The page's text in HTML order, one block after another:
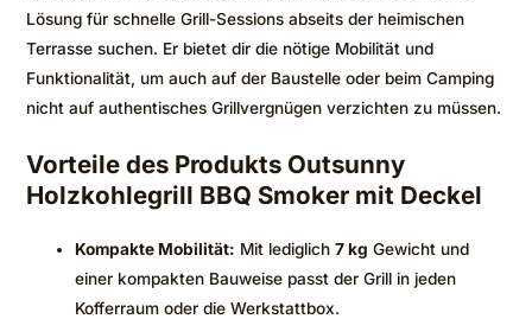
Lösung für schnelle Grill-Sessions abseits der heimischen
Terrasse suchen. Er bietet dir die nötige Mobilität und
Funktionalität, um auch auf der Baustelle oder beim Camping
nicht auf authentisches Grillvergnügen verzichten zu müssen.
Vorteile des Produkts Outsunny
Holzkohlegrill BBQ Smoker mit Deckel
Kompakte Mobilität: Mit lediglich7 kg Gewicht und
einer kompakten Bauweise passt der Grill in jeden
Kofferraum oder die Werkstattbox.